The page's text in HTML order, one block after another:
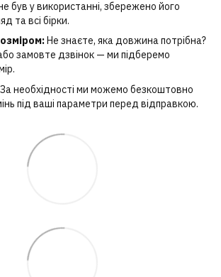
був у використанні, збережено його
та всі бірки.
Не знаєте, яка довжина потрібна?
замовте дзвінок — ми підберемо
За необхідності ми можемо безкоштовно
під ваші параметри перед відправкою.